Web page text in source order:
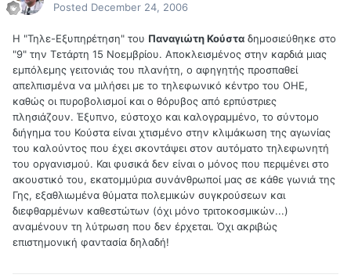
Posted December 24, 2006
Η "Τηλε-Εξυπηρέτηση" του Παναγιώτη Κούστα δημοσιεύθηκε στο
"9" την Τετάρτη 15 Νοεμβρίου. Αποκλεισμένος στην καρδιά μιας
εμπόλεμης γειτονιάς του πλανήτη, ο αφηγητής προσπαθεί
απελπισμένα να μιλήσει με το τηλεφωνικό κέντρο του ΟΗΕ,
καθώς οι πυροβολισμοί και ο θόρυβος από ερπύστριες
πλησιάζουν. Έξυπνο, εύστοχο και καλογραμμένο, το σύντομο
διήγημα του Κούστα είναι χτισμένο στην κλιμάκωση της αγωνίας
του καλούντος που έχει σκοντάψει στον αυτόματο τηλεφωνητή
του οργανισμού. Και φυσικά δεν είναι ο μόνος που περιμένει στο
ακουστικό του, εκατομμύρια συνάνθρωποί μας σε κάθε γωνιά της
Γης, εξαθλιωμένα θύματα πολεμικών συγκρούσεων και
διεφθαρμένων καθεστώτων (όχι μόνο τριτοκοσμικών...)
αναμένουν τη λύτρωση που δεν έρχεται. Όχι ακριβώς
επιστημονική φαντασία δηλαδή!